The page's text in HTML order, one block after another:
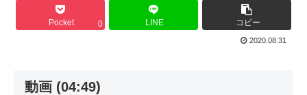
Pocket 0 LINE コピー
2020.08.31
動画 (04:49)